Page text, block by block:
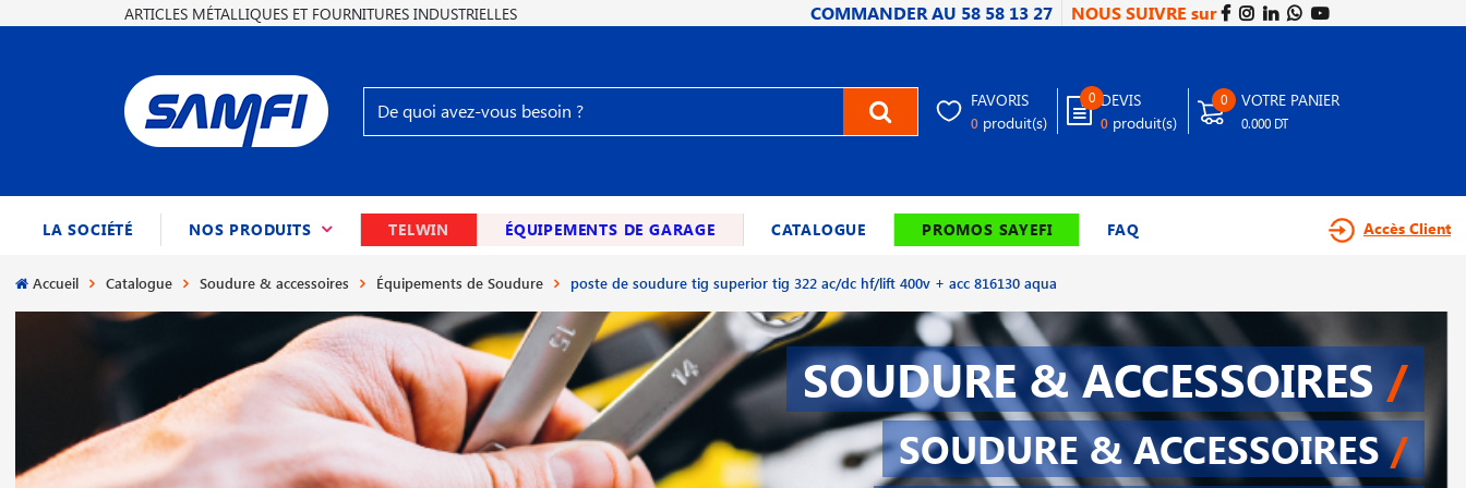
ARTICLES MÉTALLIQUES ET FOURNITURES INDUSTRIELLES COMMANDER AU 58 58 13 27 NOUS SUIVRE sur
FAVORIS
0 produit(s)
0 DEVIS
0 produit(s)
0 VOTRE PANIER
0.000 DT
LA SOCIÉTÉ NOS PRODUITS (CURRENT)TELWIN ÉQUIPEMENTS DE GARAGE CATALOGUE PROMOS SAYEFI FAQ Accès Client
Accueil Catalogue Soudure & accessoires Équipements de Soudure poste de soudure tig superior tig 322 ac/dc hf/lift 400v + acc 816130 aqua
SOUDURE & ACCESSOIRES /
SOUDURE & ACCESSOIRES/